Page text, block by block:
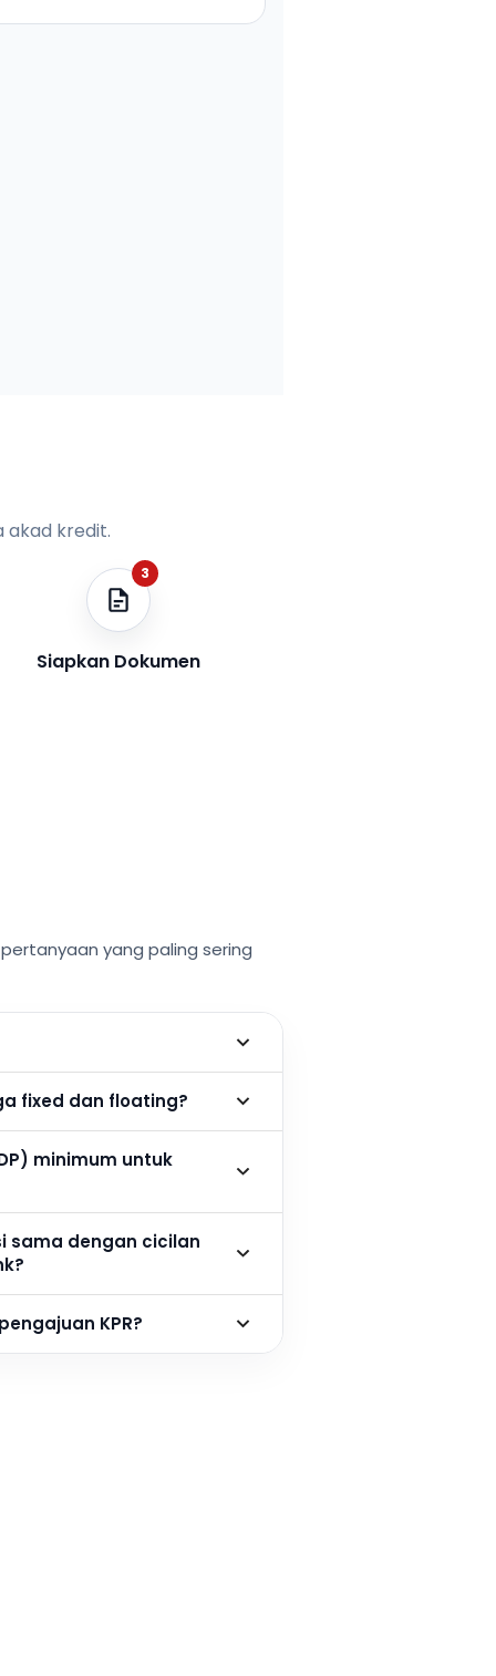
akad kredit.
3
Siapkan Dokumen
yang paling sering
fixed dan floating?
minimum untuk
sama dengan cicilan
KPR?